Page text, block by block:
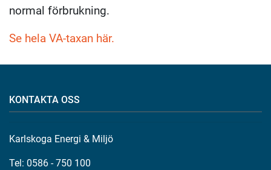
normal förbrukning.
Se hela VA-taxan här.
KONTAKTA OSS
Karlskoga Energi & Miljö
Tel: 0586 - 750 100